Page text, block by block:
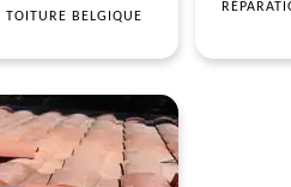
TOITURE BELGIQUE